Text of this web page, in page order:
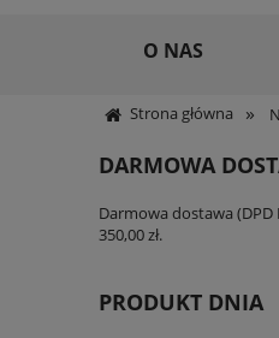
O NAS
Strona główna »
DARMOWA
Darmowa dostawa (DPD
350,00 zł.
PRODUKT DNIA